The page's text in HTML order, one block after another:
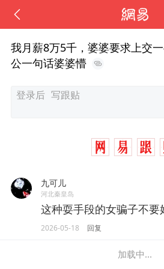
我月薪8万5千，婆婆要求上交
公一句话婆婆懵
九可儿
河北秦皇岛
这种耍手段的女骗子不
2026-05-18 回复
加载中...